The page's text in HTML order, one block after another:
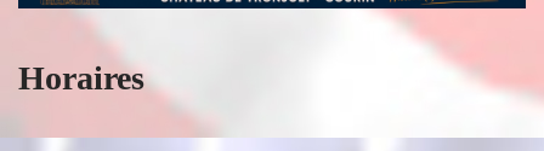
Horaires